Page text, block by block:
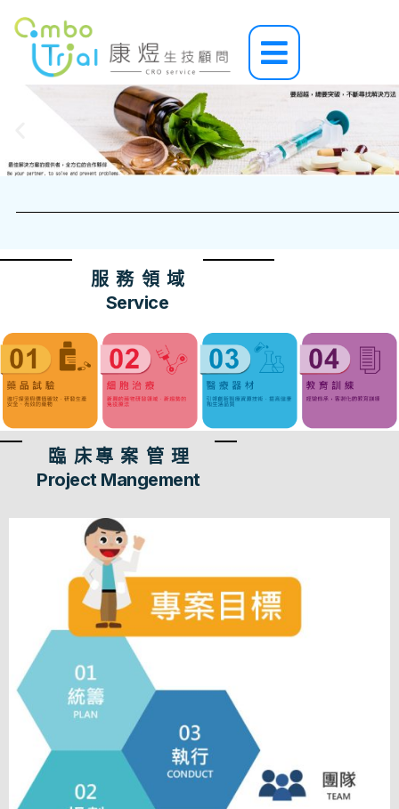
Main
Menu
服 務 領 域
Service
臨 床 專 案 管 理
Project Mangement